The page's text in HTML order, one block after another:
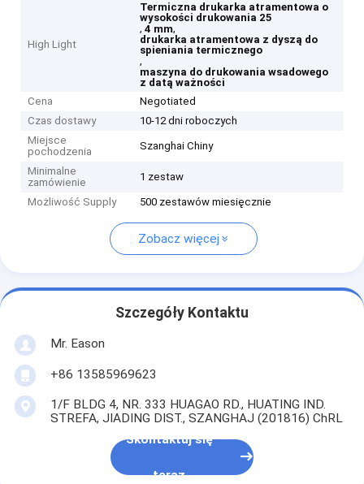
High Light
Termiczna drukarka atramentowa o
wysokości drukowania 25
,4 mm,
drukarka atramentowa z dyszą do
spieniania termicznego
,
maszyna do drukowania wsadowego
z datą ważności
Cena
Negotiated
Czas dostawy
10-12 dni roboczych
Miejsce
pochodzenia
Szanghai Chiny
Minimalne
zamówienie
1 zestaw
Możliwość Supply 500 zestawów miesięcznie
Zobacz więcej
Szczegóły Kontaktu
Mr. Eason
+86 13585969623
1/F BLDG 4, NR. 333 HUAGAO RD., HUATING IND.
STREFA, JIADING DIST., SZANGHAJ (201816) ChRL
Skontaktuj się
teraz